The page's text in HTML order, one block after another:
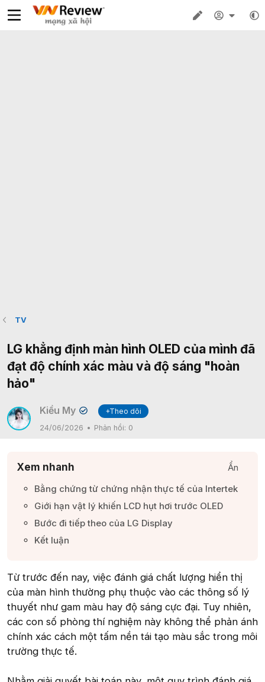
TV
LG khẳng định màn hình OLED của mình đã
đạt độ chính xác màu và độ sáng "hoàn
hảo"
Kiều My ✔
+Theo dõi
24/06/2026
Phản hồi: 0
Xem nhanh
Ẩn
Bằng chứng từ chứng nhận thực tế của Intertek​
Giới hạn vật lý khiến LCD hụt hơi trước OLED​
Bước đi tiếp theo của LG Display​
Kết luận​
Từ trước đến nay, việc đánh giá chất lượng hiển thị
của màn hình thường phụ thuộc vào các thông số lý
thuyết như gam màu hay độ sáng cực đại. Tuy nhiên,
các con số phòng thí nghiệm này không thể phản ánh
chính xác cách một tấm nền tái tạo màu sắc trong môi
trường thực tế.